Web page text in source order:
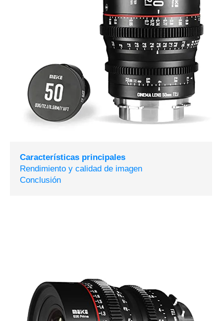
Características principales
Rendimiento y calidad de imagen
Conclusión